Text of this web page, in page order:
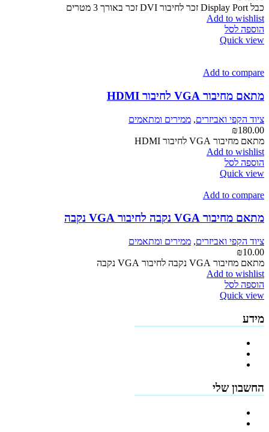
כבל Display Port זכר לחיבור DVI זכר באורך 3 מטרים
Add to wishlist
הוספה לסל
Quick view
Add to compare
מתאם מחיבור VGA לחיבור HDMI
ציוד הקפי ואביזרים, ממירים ומתאמים
₪180.00
מתאם מחיבור VGA לחיבור HDMI
Add to wishlist
הוספה לסל
Quick view
Add to compare
מתאם מחיבור VGA נקבה לחיבור VGA נקבה
ציוד הקפי ואביזרים, ממירים ומתאמים
₪10.00
מתאם מחיבור VGA נקבה לחיבור VGA נקבה
Add to wishlist
הוספה לסל
Quick view
מידע
החשבון שלי